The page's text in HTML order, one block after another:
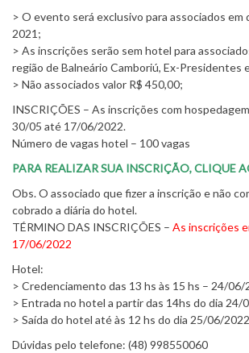
> O evento será exclusivo para associados em
2021;
> As inscrições serão sem hotel para
região de Balneário Camboriú, Ex-Presidentes
> Não associados valor R$ 450,00;
INSCRIÇÕES – As inscrições com
30/05 até 17/06/2022.
Número de vagas hotel – 100 vagas
PARA REALIZAR SUA INSCRIÇÃO, CLIQUE
Obs. O associado que fizer a inscrição e não
cobrado a diária do hotel.
TÉRMINO DAS INSCRIÇÕES – As inscrições
17/06/2022
Hotel:
> Credenciamento das 13 hs às 15 hs – 24/06/
> Entrada no hotel a partir das 14hs do dia 24/
> Saída do hotel até às 12 hs do dia 25/06/2022
Dúvidas pelo telefone: (48) 998550060